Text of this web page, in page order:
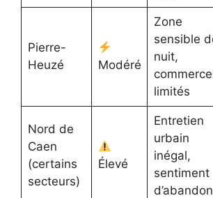
Pierre-
Heuzé
Modéré
Zone
sensible
nuit,
limités
Nord de
Caen
(certains
secteurs)
Élevé
Entretien
urbain
inégal,
sentiment
d’abandon